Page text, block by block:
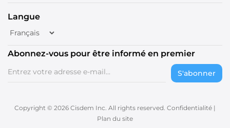
Langue
Abonnez-vous pour être informé en premier
S'abonner
Copyright © 2026 Cisdem Inc. All rights reserved. Confidentialité |
Plan du site